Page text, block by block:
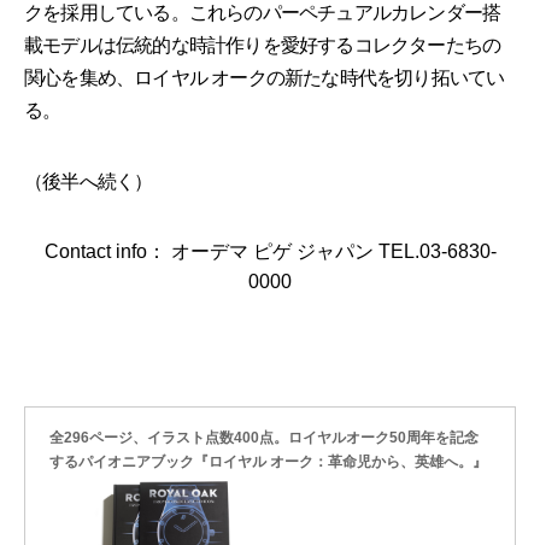
クを採用している。これらのパーペチュアルカレンダー搭
載モデルは伝統的な時計作りを愛好するコレクターたちの
関心を集め、ロイヤル オークの新たな時代を切り拓いてい
る。
（後半へ続く）
Contact info： オーデマ ピゲ ジャパン TEL.03-6830-
0000
全296ページ、イラスト点数400点。ロイヤルオーク50周年を記念
するパイオニアブック『ロイヤル オーク：革命児から、英雄へ。』